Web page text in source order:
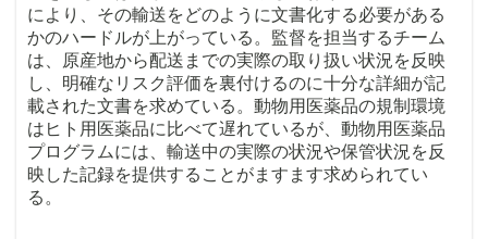
により、その輸送をどのように文書化する必要がある
かのハードルが上がっている。監督を担当するチーム
は、原産地から配送までの実際の取り扱い状況を反映
し、明確なリスク評価を裏付けるのに十分な詳細が記
載された文書を求めている。動物用医薬品の規制環境
はヒト用医薬品に比べて遅れているが、動物用医薬品
プログラムには、輸送中の実際の状況や保管状況を反
映した記録を提供することがますます求められてい
る。